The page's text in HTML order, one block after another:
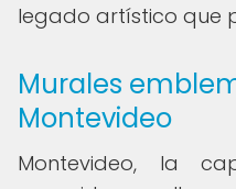
legado artístico que
Murales
Montevideo
Montevideo, la